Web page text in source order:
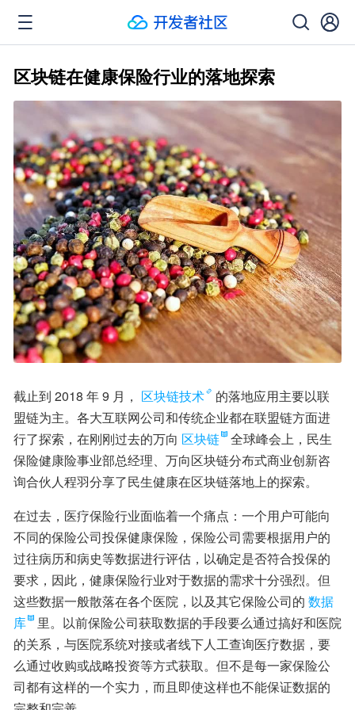
区块链在健康保险行业的落地探索
截止到 2018 年 9 月， 区块链技术
的落地应用主要以联
盟链为主。各大互联网公司和传统企业都在联盟链方面进
行了探索，在刚刚过去的万向 区块链
全球峰会上，民生
保险健康险事业部总经理、万向区块链分布式商业创新咨
询合伙人程羽分享了民生健康在区块链落地上的探索。
在过去，医疗保险行业面临着一个痛点：一个用户可能向
不同的保险公司投保健康保险，保险公司需要根据用户的
过往病历和病史等数据进行评估，以确定是否符合投保的
要求，因此，健康保险行业对于数据的需求十分强烈。但
这些数据一般散落在各个医院，以及其它保险公司的 数据
库
里。以前保险公司获取数据的手段要么通过搞好和医院
的关系，与医院系统对接或者线下人工查询医疗数据，要
么通过收购或战略投资等方式获取。但不是每一家保险公
司都有这样的一个实力，而且即使这样也不能保证数据的